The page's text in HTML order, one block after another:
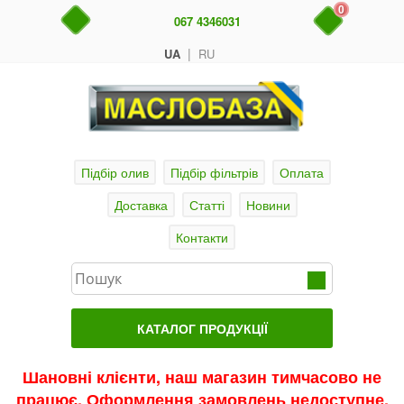
UA | RU
067 4346031
0
Підбір олив Підбір фільтрів
Оплата
Доставка
Статті
Новини
Контакти
КАТАЛОГ ПРОДУКЦІЇ
Актуальні продукти
Шановні клієнти, наш магазин тимчасово не
працює. Оформлення замовлень недоступне.